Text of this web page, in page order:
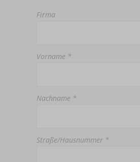
Firma
Vorname *
Nachname *
Straße/Hausnummer *